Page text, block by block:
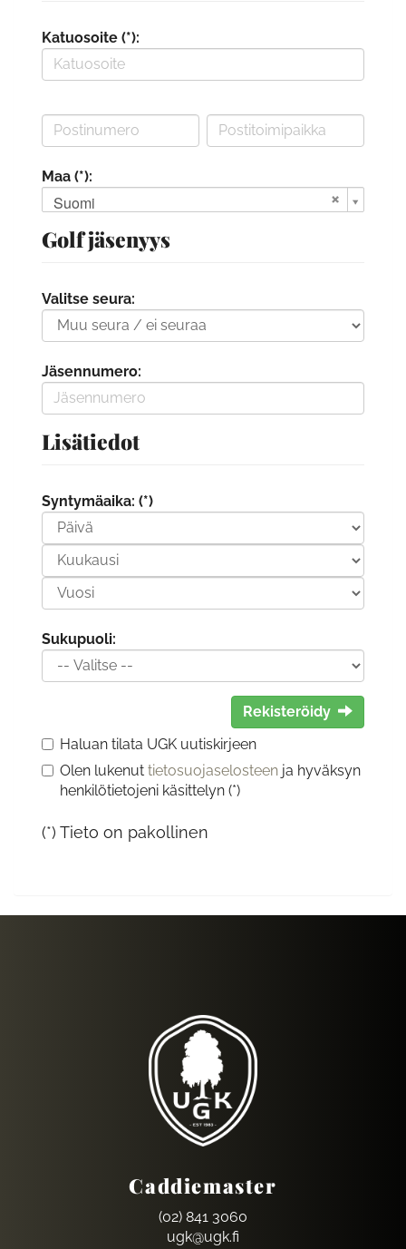
Katuosoite (*):
Maa (*):
Suomi
Golf jäsenyys
Valitse seura:
Jäsennumero:
Lisätiedot
Syntymäaika: (*)
Sukupuoli:
Rekisteröidy
Haluan tilata UGK uutiskirjeen
Olen lukenut tietosuojaselosteen ja hyväksyn
henkilötietojeni käsittelyn (*)
(*) Tieto on pakollinen
Caddiemaster
(02) 841 3060
ugk@ugk.fi